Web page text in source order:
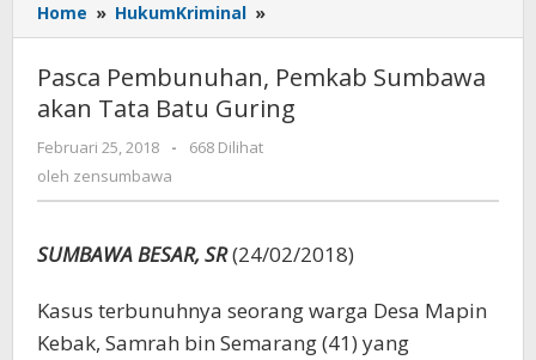
Home » HukumKriminal »
Pembunuhan,
Pemkab
Sumbawa
akan
Pasca Pembunuhan, Pemkab Sumbawa
akan Tata Batu Guring
Februari 25, 2018
oleh
-
668 Dilihat
oleh zensumbawa
SUMBAWA BESAR, SR(24/02/2018)
Kasus terbunuhnya seorang warga Desa Mapin
Kebak, Samrah bin Semarang (41) yang